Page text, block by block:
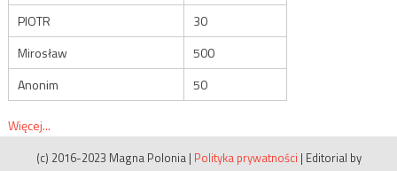
PIOTR
30
Mirosław
500
Anonim
50
Więcej...
(c) 2016-2023 Magna Polonia | Polityka prywatności | Editorial by